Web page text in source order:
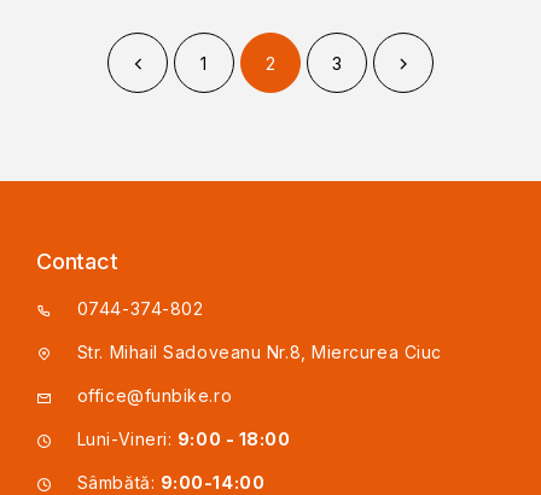
1 2 3
Contact
0744-374-802
Str. Mihail Sadoveanu Nr.8, Miercurea Ciuc
office@funbike.ro
Luni-Vineri: 9:00 - 18:00
Sâmbătă: 9:00-14:00